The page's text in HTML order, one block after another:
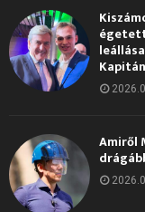
Amiről